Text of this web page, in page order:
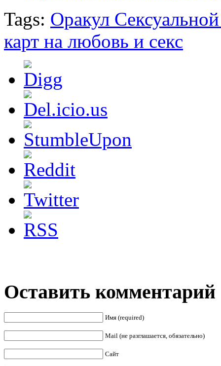
Tags: Оракул
карт на любовь и секс
Оставить комментарий
Имя (required)
Mail (не разглашается, обязательно)
Сайт